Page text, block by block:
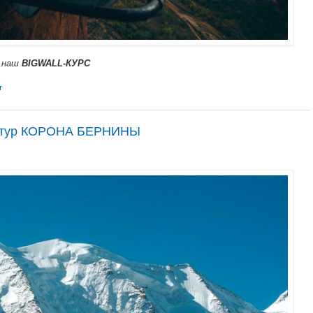
наш BIGWALL-КУРС
тур КОРОНА БЕРНИНЫ